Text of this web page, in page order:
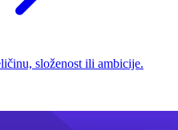
složenost ili ambicije.